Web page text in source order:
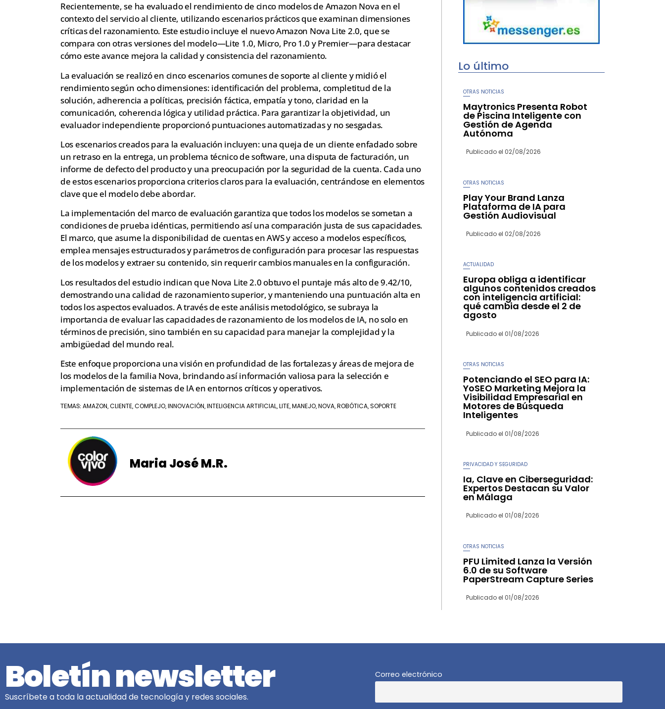
Recientemente, se ha evaluado el rendimiento de cinco modelos de Amazon Nova en el
contexto del servicio al cliente, utilizando escenarios prácticos que examinan dimensiones
críticas del razonamiento. Este estudio incluye el nuevo Amazon Nova Lite 2.0, que se
compara con otras versiones del modelo—Lite 1.0, Micro, Pro 1.0 y Premier—para destacar
cómo este avance mejora la calidad y consistencia del razonamiento.
La evaluación se realizó en cinco escenarios comunes de soporte al cliente y midió el
rendimiento según ocho dimensiones: identificación del problema, completitud de la
solución, adherencia a políticas, precisión fáctica, empatía y tono, claridad en la
comunicación, coherencia lógica y utilidad práctica. Para garantizar la objetividad, un
evaluador independiente proporcionó puntuaciones automatizadas y no sesgadas.
Los escenarios creados para la evaluación incluyen: una queja de un cliente enfadado sobre
un retraso en la entrega, un problema técnico de software, una disputa de facturación, un
informe de defecto del producto y una preocupación por la seguridad de la cuenta. Cada uno
de estos escenarios proporciona criterios claros para la evaluación, centrándose en elementos
clave que el modelo debe abordar.
La implementación del marco de evaluación garantiza que todos los modelos se sometan a
condiciones de prueba idénticas, permitiendo así una comparación justa de sus capacidades.
El marco, que asume la disponibilidad de cuentas en AWS y acceso a modelos específicos,
emplea mensajes estructurados y parámetros de configuración para procesar las respuestas
de los modelos y extraer su contenido, sin requerir cambios manuales en la configuración.
Los resultados del estudio indican que Nova Lite 2.0 obtuvo el puntaje más alto de 9.42/10,
demostrando una calidad de razonamiento superior, y manteniendo una puntuación alta en
todos los aspectos evaluados. A través de este análisis metodológico, se subraya la
importancia de evaluar las capacidades de razonamiento de los modelos de IA, no solo en
términos de precisión, sino también en su capacidad para manejar la complejidad y la
ambigüedad del mundo real.
Este enfoque proporciona una visión en profundidad de las fortalezas y áreas de mejora de
los modelos de la familia Nova, brindando así información valiosa para la selección e
implementación de sistemas de IA en entornos críticos y operativos.
TEMAS: AMAZON CLIENTE COMPLEJO INNOVACIÓN INTELIGENCIA ARTIFICIAL LITE MANEJO NOVA ROBÓTICA SOPORTE
Maria José M.R.
Lo último
OTRAS NOTICIAS
Maytronics Presenta Robot
de Piscina Inteligente con
Gestión de Agenda
Autónoma
Publicado el 02/08/2026
OTRAS NOTICIAS
Play Your Brand Lanza
Plataforma de IA para
Gestión Audiovisual
Publicado el 02/08/2026
ACTUALIDAD
Europa obliga a identificar
algunos contenidos creados
con inteligencia artificial:
qué cambia desde el 2 de
agosto
Publicado el 01/08/2026
OTRAS NOTICIAS
Potenciando el SEO para IA:
YoSEO Marketing Mejora la
Visibilidad Empresarial en
Motores de Búsqueda
Inteligentes
Publicado el 01/08/2026
PRIVACIDAD Y SEGURIDAD
Ia, Clave en Ciberseguridad:
Expertos Destacan su Valor
en Málaga
Publicado el 01/08/2026
OTRAS NOTICIAS
PFU Limited Lanza la Versión
6.0 de su Software
PaperStream Capture Series
Publicado el 01/08/2026
Boletín newsletter
Suscríbete a toda la actualidad de tecnología y redes sociales.
Correo electrónico